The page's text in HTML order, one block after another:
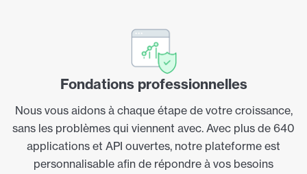
Fondations professionnelles
Nous vous aidons à chaque étape de votre croissance,
sans les problèmes qui viennent avec. Avec plus de 640
applications et API ouvertes, notre plateforme est
personnalisable afin de répondre à vos besoins